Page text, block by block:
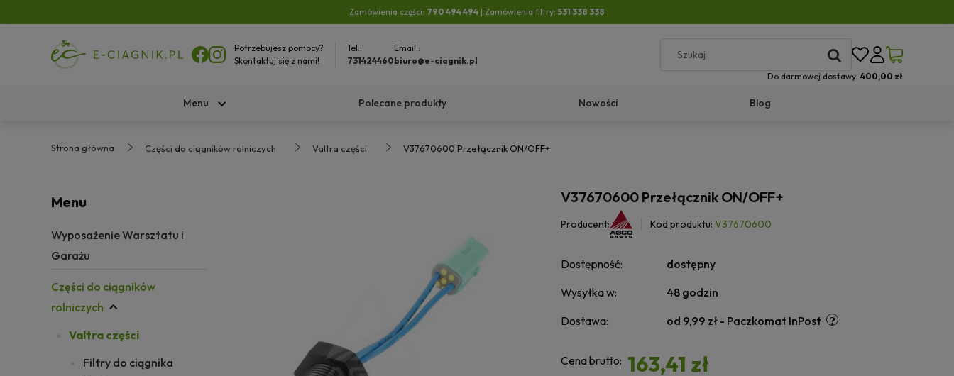
Zamówienia części: 790 494 494 | Zamówienia filtry: 531 338 338
Potrzebujesz pomocy?
Skontaktuj się z nami!
Tel.:
731424460
Email.:
biuro@e-ciagnik.pl
Do darmowej dostawy: 400,00 zł
Menu Polecane produkty Nowości Blog
Strona główna Części do ciągników rolniczych Valtra części V37670600 Przełącznik ON/OFF+
Menu
Wyposażenie Warsztatu i
Garażu
Części do ciągników
rolniczych
Valtra części
Filtry do ciągnika
V37670600 Przełącznik ON/OFF+
Producent: Kod produktu: V37670600
Dostępność:
dostępny
Wysyłka w:
48 godzin
Dostawa:
od 9,99 zł - Paczkomat InPost
Cena brutto: 163,41 zł